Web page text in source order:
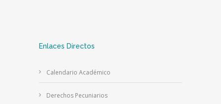
Enlaces Directos
Calendario Académico
Derechos Pecuniarios